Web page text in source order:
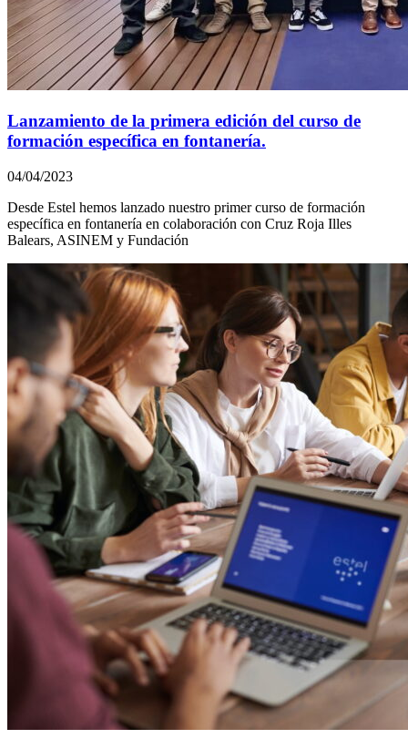
Lanzamiento de la primera edición del curso de
formación específica en fontanería.
04/04/2023
Desde Estel hemos lanzado nuestro primer curso de formación
específica en fontanería en colaboración con Cruz Roja Illes
Balears, ASINEM y Fundación